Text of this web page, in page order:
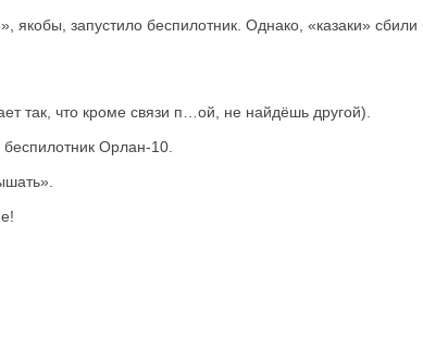
запустило беспилотник. Однако, «казаки»
так, что кроме связи п…ой, не найдёшь другой).
Орлан-10.